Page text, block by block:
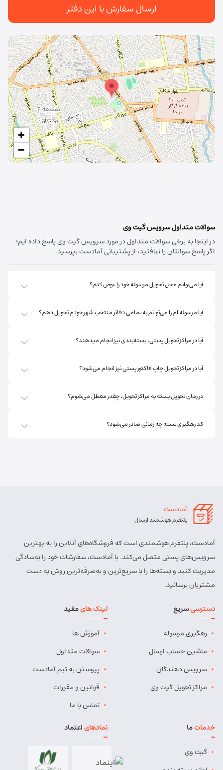
ارسال سفارش با این دفتر
در حال بارگذاری نقشه
+
−
سوالات متداول سرویس گیت وی
در اینجا به برخی سوالات متداول در مورد سرویس گیت وی پاسخ داده ایم؛
اگر پاسخ سوالتان را نیافتید، از پشتیبانی آمادست بپرسید.
آیا می‌توانم محل تحویل مرسوله خود را عوض کنم؟
آیا مرسوله ام را می‌توانم به تمامی دفاتر منتخب شهر خودم تحویل دهم؟
آیا در مراکز تحویل پستی، بسته‌بندی نیز انجام میدهند؟
آیا در مراکز تحویل چاپ فاکتور پستی نیز انجام می‌شود؟
در زمان تحویل بسته به مراکز تحویل، چقدر معطل می‌شوم؟
کد رهگیری بسته چه زمانی صادر می‌شود؟
آمادست
پلتفرم هوشمند ارسال
آمادست، پلتفرم هوشمندی است که فروشگاه‌های آنلاین را به بهترین
سرویس‌های پستی متصل می‌کند. با آمادست، سفارشات خود را به‌سادگی
مدیریت کنید و بسته‌ها را با سریع‌ترین و به‌صرفه‌ترین روش به دست
مشتریان برسانید.
دسترسیسریع
رهگیری مرسوله
ماشین حساب ارسال
سرویس دهندگان
مراکز تحویل گیت وی
لینک هایمفید
آموزش ها
سوالات متداول
پیوستن به تیم آمادست
قوانین و مقررات
تماس با ما
خدماتما
گیت وی
نمادهایاعتماد